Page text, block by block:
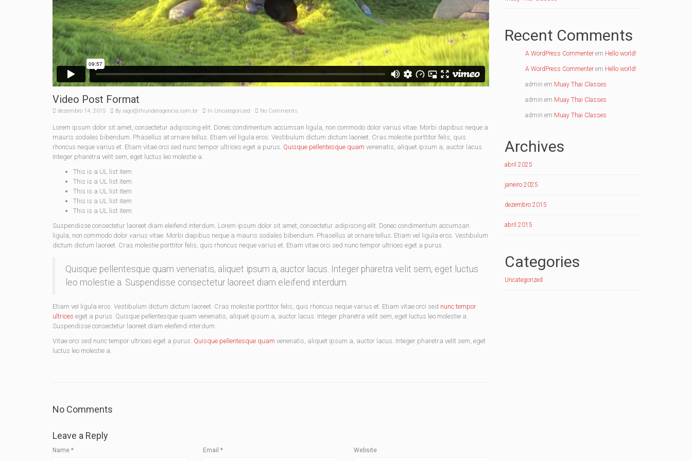
Video Post Format
dezembro 14, 2015 By iago@thunderagencia.com.br In Uncategorized No Comments
Lorem ipsum dolor sit amet, consectetur adipiscing elit. Donec condimentum accumsan ligula, non commodo dolor varius vitae. Morbi dapibus neque a
mauris sodales bibendum. Phasellus at ornare tellus. Etiam vel ligula eros. Vestibulum dictum dictum laoreet. Cras molestie porttitor felis, quis
rhoncus neque varius et. Etiam vitae orci sed nunc tempor ultrices eget a purus. Quisque pellentesque quam venenatis, aliquet ipsum a, auctor lacus.
Integer pharetra velit sem, eget luctus leo molestie a.
This is a UL list item
This is a UL list item
This is a UL list item
This is a UL list item
This is a UL list item
Suspendisse consectetur laoreet diam eleifend interdum. Lorem ipsum dolor sit amet, consectetur adipiscing elit. Donec condimentum accumsan
ligula, non commodo dolor varius vitae. Morbi dapibus neque a mauris sodales bibendum. Phasellus at ornare tellus. Etiam vel ligula eros. Vestibulum
dictum dictum laoreet. Cras molestie porttitor felis, quis rhoncus neque varius et. Etiam vitae orci sed nunc tempor ultrices eget a purus.
Quisque pellentesque quam venenatis, aliquet ipsum a, auctor lacus. Integer pharetra velit sem, eget luctus
leo molestie a. Suspendisse consectetur laoreet diam eleifend interdum.
Etiam vel ligula eros. Vestibulum dictum dictum laoreet. Cras molestie porttitor felis, quis rhoncus neque varius et. Etiam vitae orci sed nunc tempor
ultrices eget a purus. Quisque pellentesque quam venenatis, aliquet ipsum a, auctor lacus. Integer pharetra velit sem, eget luctus leo molestie a.
Suspendisse consectetur laoreet diam eleifend interdum.
Vitae orci sed nunc tempor ultrices eget a purus. Quisque pellentesque quam venenatis, aliquet ipsum a, auctor lacus. Integer pharetra velit sem, eget
luctus leo molestie a.
No Comments
Leave a Reply
Name * Email* Website
Recent Comments
A WordPress Commenterem Hello world!
A WordPress Commenterem Hello world!
admin em Muay Thai Classes
admin em Muay Thai Classes
admin em Muay Thai Classes
Archives
abril 2025
janeiro 2025
dezembro 2015
abril 2015
Categories
Uncategorized